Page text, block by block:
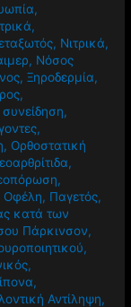
,
,
, Νιτρικά,
, Νόσος
,Ξηροδερμία,
,
,
,
, Ορθοστατική
,
,
Οφέλη, Παγετός,
κατά των
Πάρκινσον,
,
,
,
Αντίληψη,